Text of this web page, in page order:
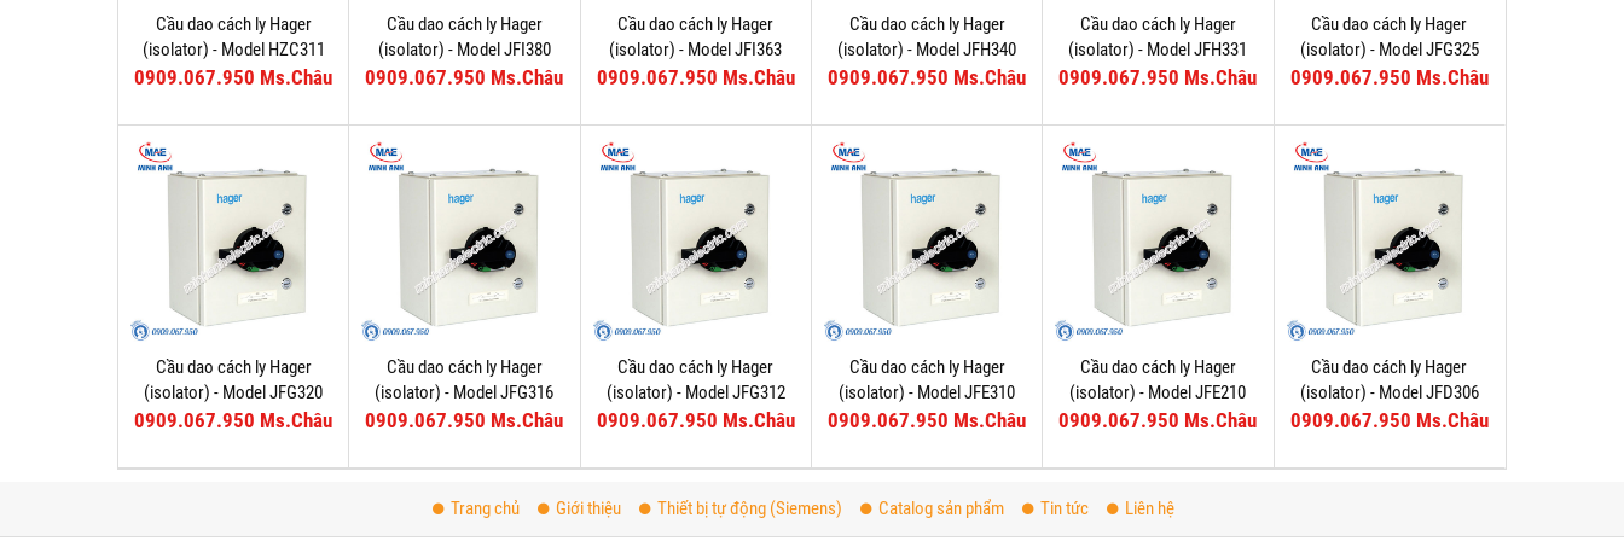
Cầu dao cách ly Hager
(isolator) - Model HZC311
0909.067.950 Ms.Châu
Cầu dao cách ly Hager
(isolator) - Model JFI380
0909.067.950 Ms.Châu
Cầu dao cách ly Hager
(isolator) - Model JFI363
0909.067.950 Ms.Châu
Cầu dao cách ly Hager
(isolator) - Model JFH340
0909.067.950 Ms.Châu
Cầu dao cách ly Hager
(isolator) - Model JFH331
0909.067.950 Ms.Châu
Cầu dao cách ly Hager
(isolator) - Model JFG325
0909.067.950 Ms.Châu
Cầu dao cách ly Hager
(isolator) - Model JFG320
0909.067.950 Ms.Châu
Cầu dao cách ly Hager
(isolator) - Model JFG316
0909.067.950 Ms.Châu
Cầu dao cách ly Hager
(isolator) - Model JFG312
0909.067.950 Ms.Châu
Cầu dao cách ly Hager
(isolator) - Model JFE310
0909.067.950 Ms.Châu
Cầu dao cách ly Hager
(isolator) - Model JFE210
0909.067.950 Ms.Châu
Cầu dao cách ly Hager
(isolator) - Model JFD306
0909.067.950 Ms.Châu
Trang chủ Giới thiệu Thiết bị tự động (Siemens) Catalog sản phẩm Tin tức Liên hệ